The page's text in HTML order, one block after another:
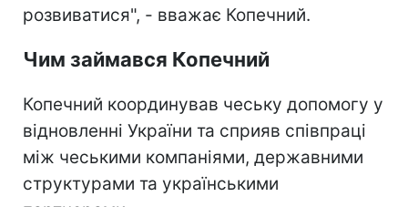
розвиватися", - вважає Копечний.
Чим займався Копечний
Копечний координував чеську допомогу у
відновленні України та сприяв співпраці
між чеськими компаніями, державними
структурами та українськими